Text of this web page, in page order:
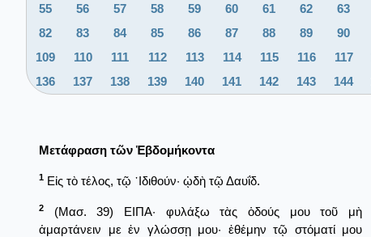
55
56 57 58 59 60 61 62 63
82
83 84 85 86 87 88 89 90
109
110 111 112 113 114 115 116 117
136
137 138 139 140 141 142 143 144
Μετάφραση τῶν Ἑβδομήκοντα
1 Εἰς τὸ τέλος, τῷ ᾿Ιδιθούν· ᾠδὴ τῷ Δαυΐδ.
2
(Μασ. 39) ΕΙΠΑ· φυλάξω τὰς ὁδούς μου τοῦ μὴ
ἁμαρτάνειν με ἐν γλώσσῃ μου· ἐθέμην τῷ στόματί μου